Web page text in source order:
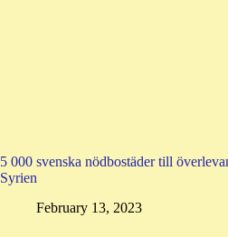
5 000 svenska nödbostäder till
Syrien
February 13, 2023